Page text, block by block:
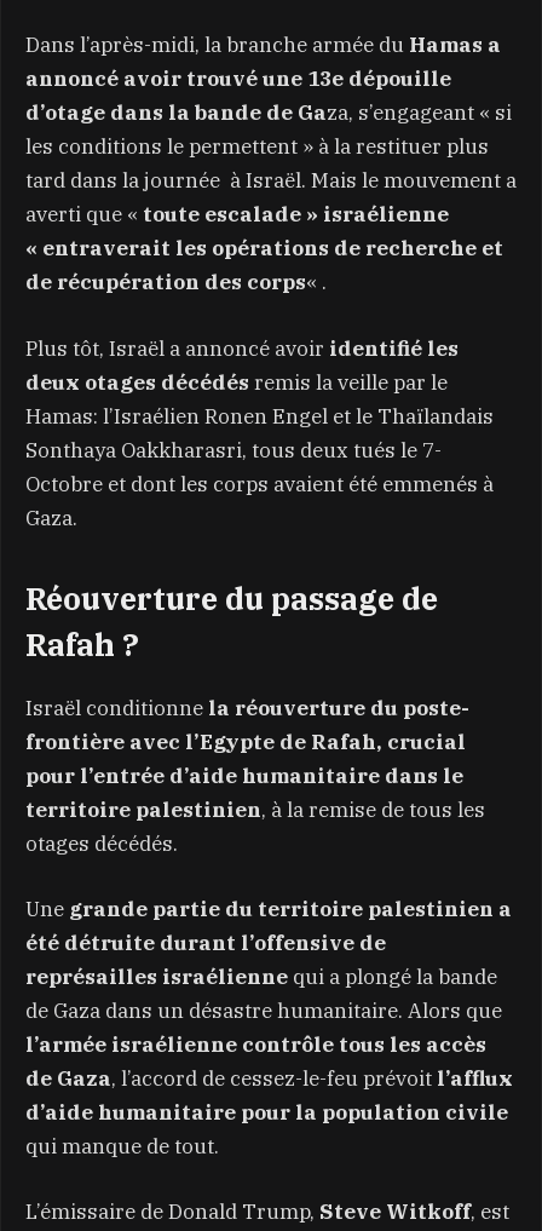
Dans l’après-midi, la branche armée du Hamas a
annoncé avoir trouvé une 13e dépouille
d’otage dans la bande de Gaza, s’engageant « si
les conditions le permettent » à la restituer plus
tard dans la journée à Israël. Mais le mouvement a
averti que « toute escalade » israélienne
« entraverait les opérations de recherche et
de récupération des corps« .
Plus tôt, Israël a annoncé avoir identifié les
deux otages décédés remis la veille par le
Hamas: l’Israélien Ronen Engel et le Thaïlandais
Sonthaya Oakkharasri, tous deux tués le 7-
Octobre et dont les corps avaient été emmenés à
Gaza.
Réouverture du passage de
Rafah ?
Israël conditionne la réouverture du poste-
frontière avec l’Egypte de Rafah, crucial
pour l’entrée d’aide humanitaire dans le
territoire palestinien, à la remise de tous les
otages décédés.
Une grande partie du territoire palestinien a
été détruite durant l’offensive de
représailles israélienne qui a plongé la bande
de Gaza dans un désastre humanitaire. Alors que
l’armée israélienne contrôle tous les accès
de Gaza, l’accord de cessez-le-feu prévoit l’afflux
d’aide humanitaire pour la population civile
qui manque de tout.
L’émissaire de Donald Trump, Steve Witkoff, est